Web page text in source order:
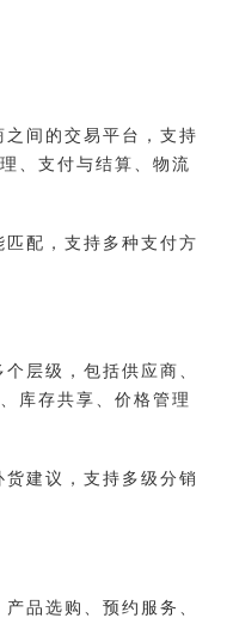
间的交易平台，支持
、支付与结算、物流
配，支持多种支付方
层级，包括供应商、
库存共享、价格管理
建议，支持多级分销
品选购、预约服务、